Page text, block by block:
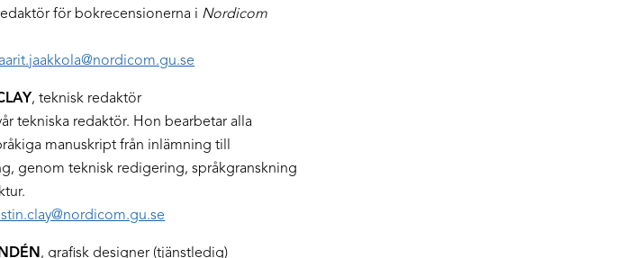
för bokrecensionerna i Nordicom
, teknisk redaktör
tekniska redaktör. Hon bearbetar alla
manuskript från inlämning till
genom teknisk redigering, språkgranskning
, grafisk designer (tjänstledig)